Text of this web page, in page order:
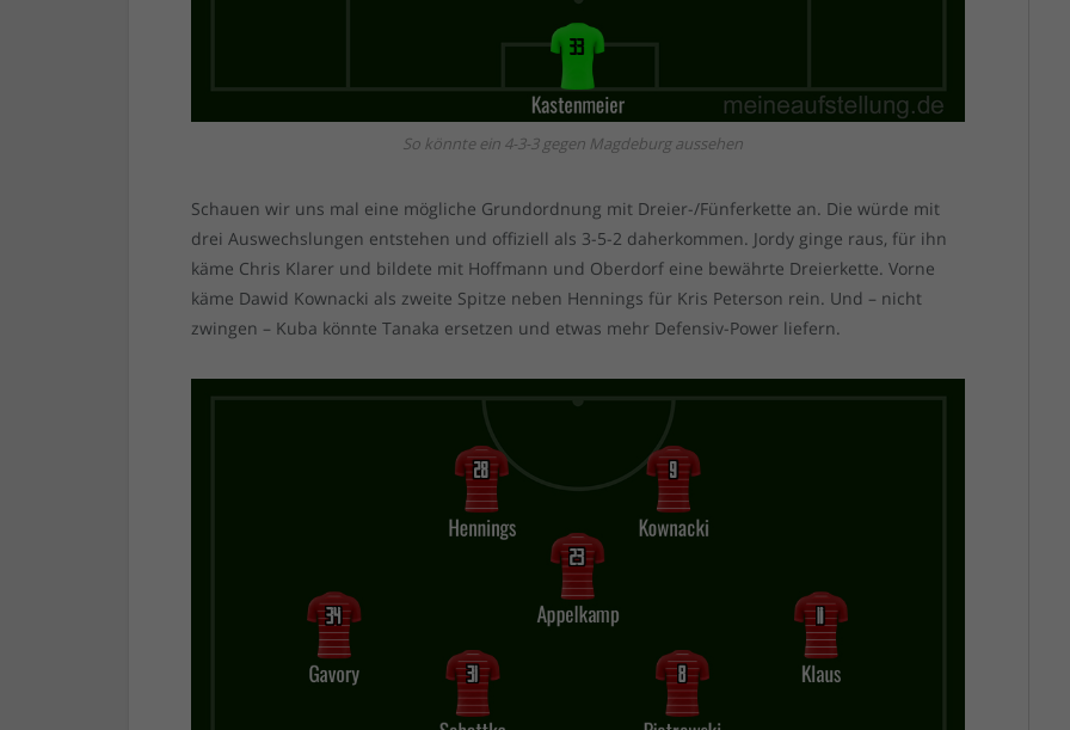
So könnte ein 4-3-3 gegen Magdeburg aussehen
Schauen wir uns mal eine mögliche Grundordnung mit Dreier-/Fünferkette an. Die würde mit
drei Auswechslungen entstehen und offiziell als 3-5-2 daherkommen. Jordy ginge raus, für ihn
käme Chris Klarer und bildete mit Hoffmann und Oberdorf eine bewährte Dreierkette. Vorne
käme Dawid Kownacki als zweite Spitze neben Hennings für Kris Peterson rein. Und – nicht
zwingen – Kuba könnte Tanaka ersetzen und etwas mehr Defensiv-Power liefern.